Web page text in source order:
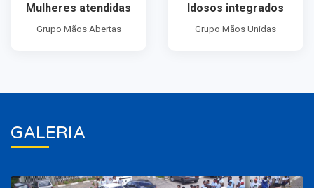
Mulheres atendidas
Grupo Mãos Abertas
Idosos integrados
Grupo Mãos Unidas
GALERIA